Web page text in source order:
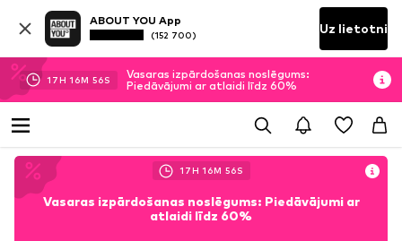
ABOUT YOU App
(152 700) Uz lietotni
17H 16M 55S
Vasaras izpārdošanas noslēgums:
Piedāvājumi ar atlaidi līdz 60%
17H 16M 55S
Vasaras izpārdošanas noslēgums: Piedāvājumi ar
atlaidi līdz 60%